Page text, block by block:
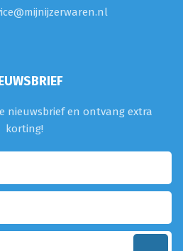
nieuwsbrief en ontvang extra
korting!